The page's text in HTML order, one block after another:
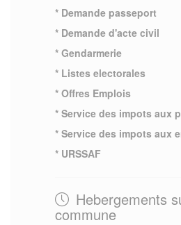
* Demande passeport
* Demande d'acte civil
* Gendarmerie
* Listes electorales
* Offres Emplois
* Service des impots aux
* Service des impots aux
* URSSAF
Hebergements
commune